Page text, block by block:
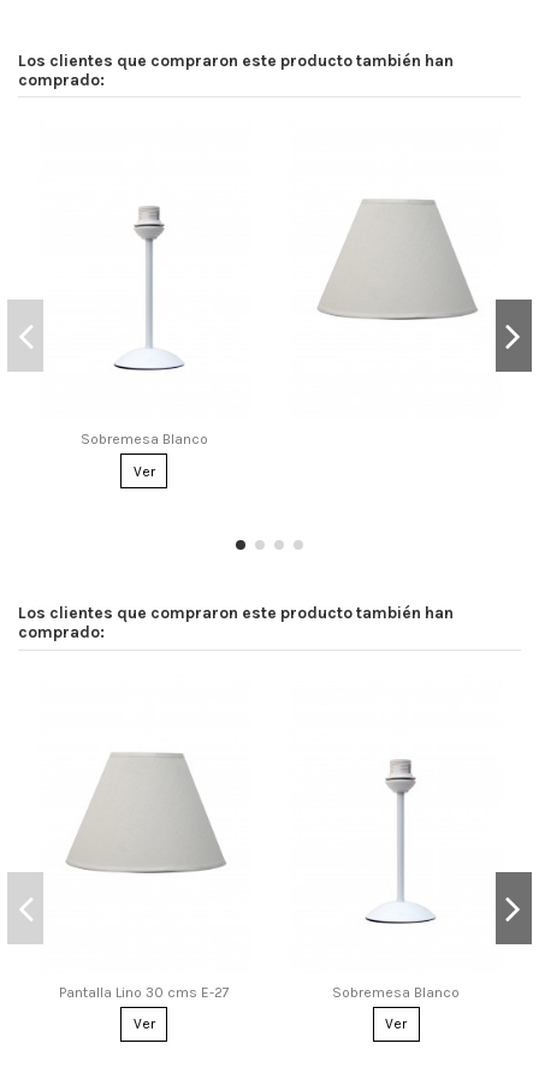
Los clientes que compraron este producto también han
comprado:
Sobremesa Blanco
Ver
Los clientes que compraron este producto también han
comprado:
Pantalla Lino 30 cms E-27
Ver
Sobremesa Blanco
Ver